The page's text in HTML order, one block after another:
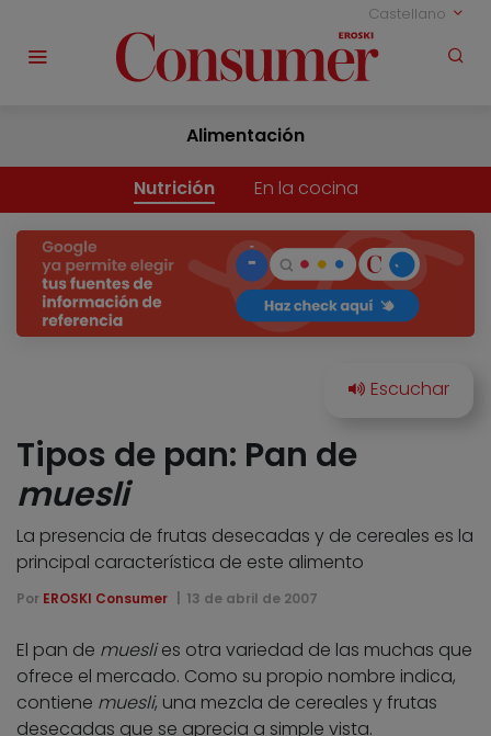
Castellano
Alimentación
Nutrición En la cocina
Tipos de pan: Pan de
muesli
La presencia de frutas desecadas y de cereales es la
principal característica de este alimento
Por EROSKI Consumer 13 de abril de 2007
El pan de mueslies otra variedad de las muchas que
ofrece el mercado. Como su propio nombre indica,
contiene muesli, una mezcla de cereales y frutas
desecadas que se aprecia a simple vista.